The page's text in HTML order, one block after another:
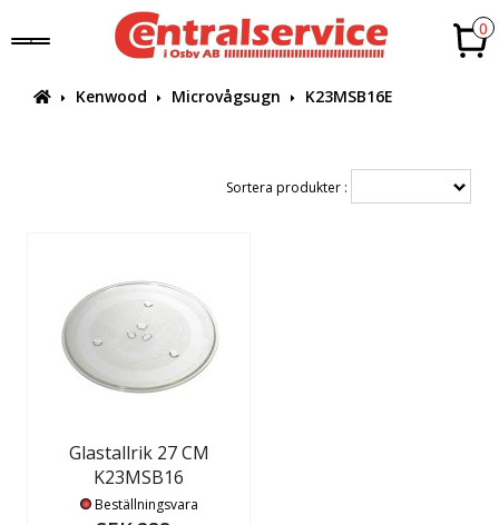
0
Kenwood Microvågsugn K23MSB16E
Sortera produkter :
Glastallrik 27 CM
K23MSB16
Beställningsvara